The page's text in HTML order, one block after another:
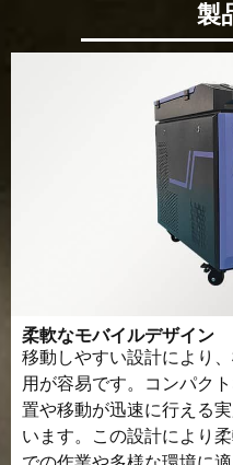
製
柔軟なモバイルデザイン
移動しやすい設計により
用が容易です。コンパク
置や移動が迅速に行える
います。この設計により